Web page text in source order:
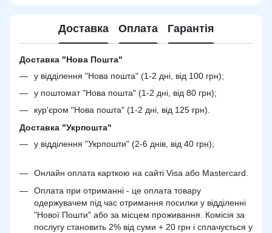
Доставка Оплата Гарантія
Доставка "Нова Пошта"
у відділення "Нова пошта" (1-2 дні, від 100 грн);
у поштомат "Нова пошта" (1-2 дні, від 80 грн);
кур'єром "Нова пошта" (1-2 дні, від 125 грн).
Доставка "Укрпошта"
у відділення "Укрпошти" (2-6 днів, від 40 грн);
Онлайн оплата карткою на сайті Visa або Mastercard.
Оплата при отриманні - це оплата товару
одержувачем під час отримання посилки у відділенні
"Нової Пошти" або за місцем проживання. Комісія за
послугу становить 2% від суми + 20 грн і сплачується у